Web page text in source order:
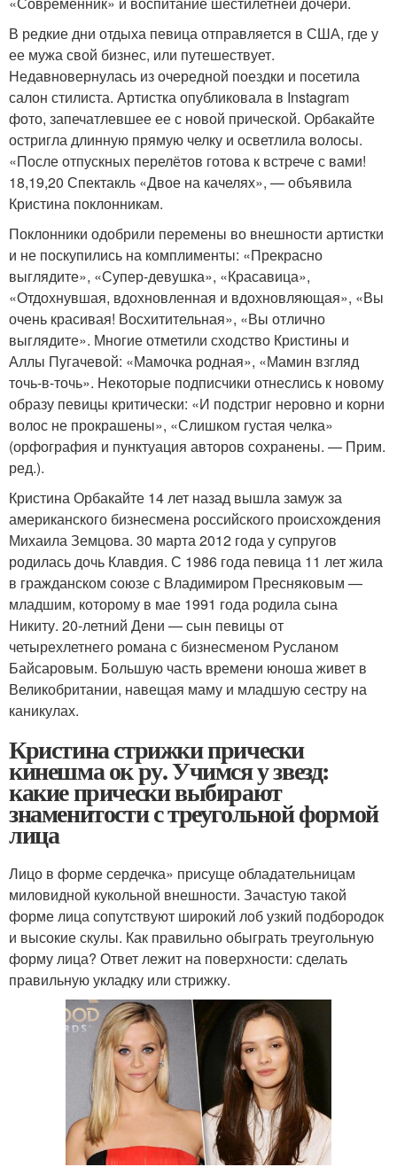
В редкие дни отдыха певица отправляется в США, где у
ее мужа свой бизнес, или путешествует.
Недавновернулась из очередной поездки и посетила
салон стилиста. Артистка опубликовала в Instagram
фото, запечатлевшее ее с новой прической. Орбакайте
остригла длинную прямую челку и осветлила волосы.
«После отпускных перелётов готова к встрече с вами!
18,19,20 Спектакль «Двое на качелях», — объявила
Кристина поклонникам.
Поклонники одобрили перемены во внешности артистки
и не поскупились на комплименты: «Прекрасно
выглядите», «Супер-девушка», «Красавица»,
«Отдохнувшая, вдохновленная и вдохновляющая», «Вы
очень красивая! Восхитительная», «Вы отлично
выглядите». Многие отметили сходство Кристины и
Аллы Пугачевой: «Мамочка родная», «Мамин взгляд
точь-в-точь». Некоторые подписчики отнеслись к новому
образу певицы критически: «И подстриг неровно и корни
волос не прокрашены», «Слишком густая челка»
(орфография и пунктуация авторов сохранены. — Прим.
ред.).
Кристина Орбакайте 14 лет назад вышла замуж за
американского бизнесмена российского происхождения
Михаила Земцова. 30 марта 2012 года у супругов
родилась дочь Клавдия. С 1986 года певица 11 лет жила
в гражданском союзе с Владимиром Пресняковым —
младшим, которому в мае 1991 года родила сына
Никиту. 20-летний Дени — сын певицы от
четырехлетнего романа с бизнесменом Русланом
Байсаровым. Большую часть времени юноша живет в
Великобритании, навещая маму и младшую сестру на
каникулах.
Кристина стрижки прически
кинешма ок ру. Учимся у звезд:
какие прически выбирают
знаменитости с треугольной формой
лица
Лицо в форме сердечка» присуще обладательницам
миловидной кукольной внешности. Зачастую такой
форме лица сопутствуют широкий лоб узкий подбородок
и высокие скулы. Как правильно обыграть треугольную
форму лица? Ответ лежит на поверхности: сделать
правильную укладку или стрижку.